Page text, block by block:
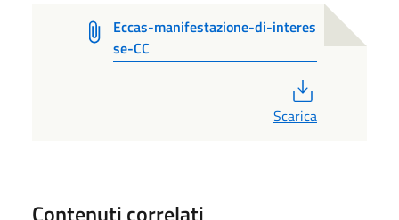
Eccas-manifestazione-di-interes
se-CC
Scarica
Contenuti correlati